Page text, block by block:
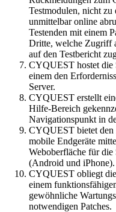
Testmodulen, nicht zu
unmittelbar online
Testenden mit einem
Dritte, welche Zugriff
auf den Testbericht
CYQUEST hostet die
einem den
Server.
CYQUEST erstellt
Hilfe-Bereich
Navigationspunkt in
CYQUEST bietet
mobile Endgeräte
Weboberfläche für
(Android und iPhone).
CYQUEST obliegt
einem
gewöhnliche
notwendigen Patches.